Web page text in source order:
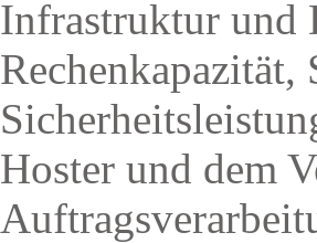
Infrastruktur und
Rechenkapazität,
Hoster und dem